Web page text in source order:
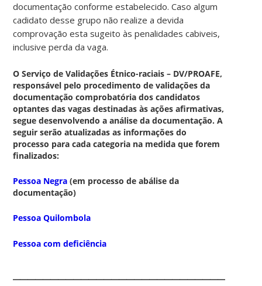
documentação conforme estabelecido. Caso algum
cadidato desse grupo não realize a devida
comprovação esta sugeito às penalidades cabiveis,
inclusive perda da vaga.
O Serviço de Validações Étnico-raciais – DV/PROAFE,
responsável pelo procedimento de validações da
documentação comprobatória dos candidatos
optantes das vagas destinadas às ações afirmativas,
segue desenvolvendo a análise da documentação. A
seguir serão atualizadas as informações do
processo para cada categoria na medida que forem
finalizados:
Pessoa Negra (em processo de abálise da
documentação)
Pessoa Quilombola
Pessoa com deficiência